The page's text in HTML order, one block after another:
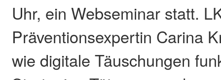
Uhr, ein Webseminar statt.
Präventionsexpertin Carina
wie digitale Täuschungen